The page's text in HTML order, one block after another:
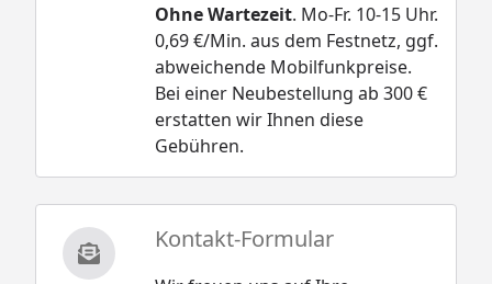
Ohne Wartezeit. Mo-Fr. 10-15 Uhr.
0,69 €/Min. aus dem Festnetz, ggf.
abweichende Mobilfunkpreise.
Bei einer Neubestellung ab 300 €
erstatten wir Ihnen diese
Gebühren.
Kontakt-Formular